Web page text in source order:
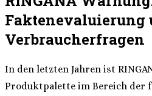
Faktenevaluierung
Verbraucherfragen
In den letzten Jahren ist
Produktpalette im Bereich der